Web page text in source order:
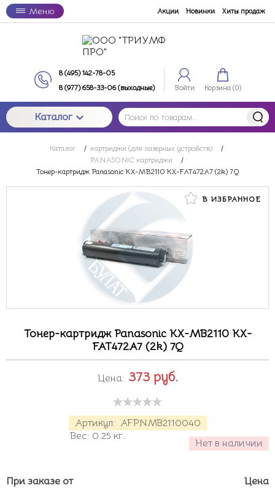
Меню Акции Новинки Хиты продаж
8 (495) 142-78-05
8 (977) 658-33-06 (выходные)
Войти Корзина (0)
Каталог
Каталог / картриджи (для лазерных устройств)
/
PANASONIC картриджи
/
Тонер-картридж Panasonic KX-MB2110 KX-FAT472A7 (2k) 7Q
В ИЗБРАННОЕ
Тонер-картридж Panasonic KX-MB2110 KX-
FAT472A7 (2k) 7Q
Артикул: AFPNMB2110040
Нет в наличии
Вес: 0.25 кг.
Цена: 373 руб.
При заказе от
Цена